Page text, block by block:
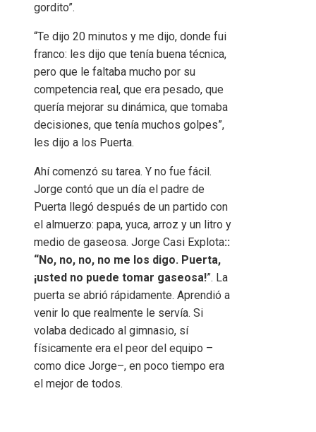
gordito”.
“Te dijo 20 minutos y me dijo, donde fui
franco: les dijo que tenía buena técnica,
pero que le faltaba mucho por su
competencia real, que era pesado, que
quería mejorar su dinámica, que tomaba
decisiones, que tenía muchos golpes”,
les dijo a los Puerta.
Ahí comenzó su tarea. Y no fue fácil.
Jorge contó que un día el padre de
Puerta llegó después de un partido con
el almuerzo: papa, yuca, arroz y un litro y
medio de gaseosa. Jorge Casi Explota::
“No, no, no, no me los digo. Puerta,
¡usted no puede tomar gaseosa!”. La
puerta se abrió rápidamente. Aprendió a
venir lo que realmente le servía. Si
volaba dedicado al gimnasio, sí
físicamente era el peor del equipo –
como dice Jorge–, en poco tiempo era
el mejor de todos.